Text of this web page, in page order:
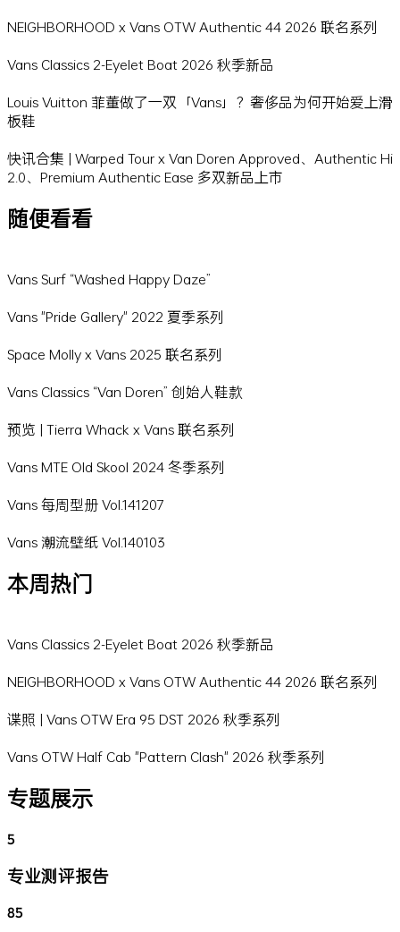
NEIGHBORHOOD x Vans OTW Authentic 44 2026 联名系列
Vans Classics 2-Eyelet Boat 2026 秋季新品
Louis Vuitton 菲董做了一双「Vans」？奢侈品为何开始爱上滑
板鞋
快讯合集 | Warped Tour x Van Doren Approved、Authentic Hi
2.0、Premium Authentic Ease 多双新品上市
随便看看
Vans Surf “Washed Happy Daze”
Vans "Pride Gallery" 2022 夏季系列
Space Molly x Vans 2025 联名系列
Vans Classics “Van Doren” 创始人鞋款
预览 | Tierra Whack x Vans 联名系列
Vans MTE Old Skool 2024 冬季系列
Vans 每周型册 Vol.141207
Vans 潮流壁纸 Vol.140103
本周热门
Vans Classics 2-Eyelet Boat 2026 秋季新品
NEIGHBORHOOD x Vans OTW Authentic 44 2026 联名系列
谍照 | Vans OTW Era 95 DST 2026 秋季系列
Vans OTW Half Cab "Pattern Clash" 2026 秋季系列
专题展示
5
专业测评报告
85